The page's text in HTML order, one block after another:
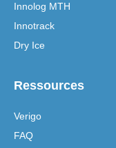
Innolog MTH
Innotrack
Dry Ice
Ressources
Verigo
FAQ